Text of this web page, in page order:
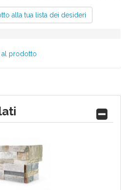
alla tua lista dei desideri
al prodotto